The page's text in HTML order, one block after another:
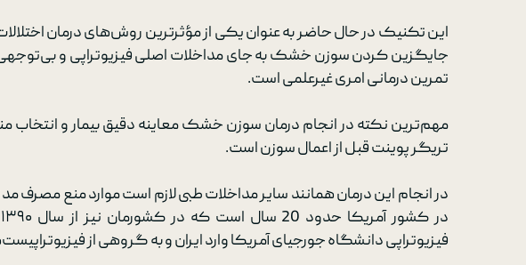
این تکنیک در حال حاضر به عنوان یکی از مؤثرترین روش‌های درمان
جایگزین کردن سوزن خشک به جای مداخلات اصلی فیزیوتراپی و بی‌توجهی
تمرین درمانی امری غیرعلمی است.
مهم‌ترین نکته در انجام درمان سوزن خشک معاینه دقیق بیمار و انتخاب
تریگر پوینت قبل از اعمال سوزن است.
در انجام این درمان همانند سایر مداخلات طبی لازم است موارد منع مصرف
فیزیوتراپی دانشگاه جورجیای آمریکا وارد ایران و به گروهی از